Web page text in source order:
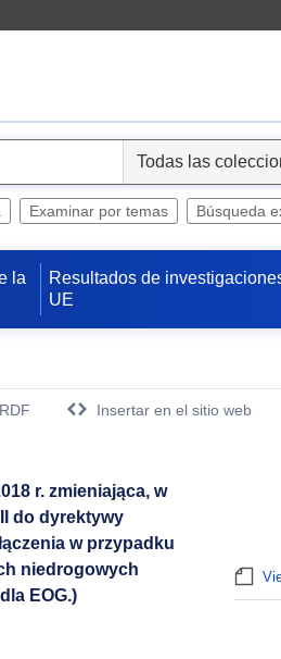
Examinar por temas Búsqueda
la
Resultados de
UE
Insertar en el sitio web
r. zmieniająca, w
do dyrektywy
w przypadku
niedrogowych
EOG.)